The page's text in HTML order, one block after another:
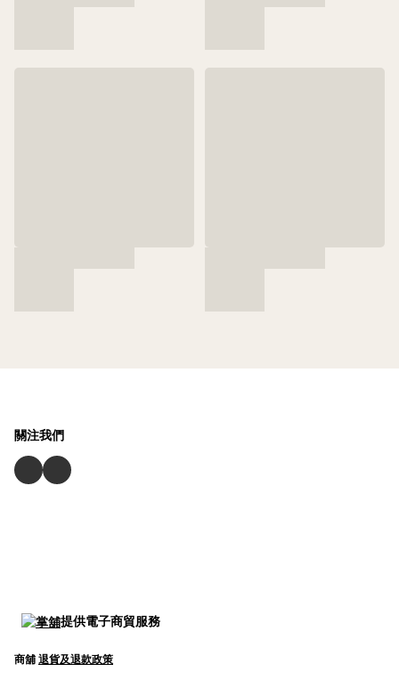
關注我們
提供電子商貿服務
商舖 退貨及退款政策